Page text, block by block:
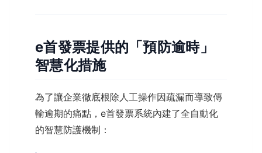
e首發票提供的「預防逾時」
智慧化措施
為了讓企業徹底根除人工操作因疏漏而導致傳
輸逾期的痛點，e首發票系統內建了全自動化
的智慧防護機制：